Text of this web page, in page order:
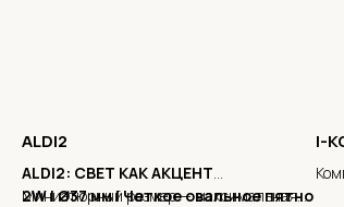
ALDI2
ALDI2: СВЕТ КАК АКЦЕНТ
2W | Ø37 мм | Четкое овальное пятно
Миниатюрный размер — максимальная
I-